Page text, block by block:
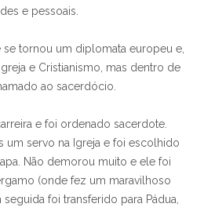
e pessoais.
tornou um diplomata europeu e,
e Cristianismo, mas dentro de
ao sacerdócio.
e foi ordenado sacerdote.
um servo na Igreja e foi escolhido
Não demorou muito e ele foi
(onde fez um maravilhoso
foi transferido para Pádua,